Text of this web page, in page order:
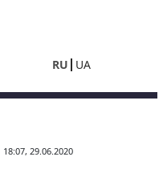
RU UA
18:07, 29.06.2020